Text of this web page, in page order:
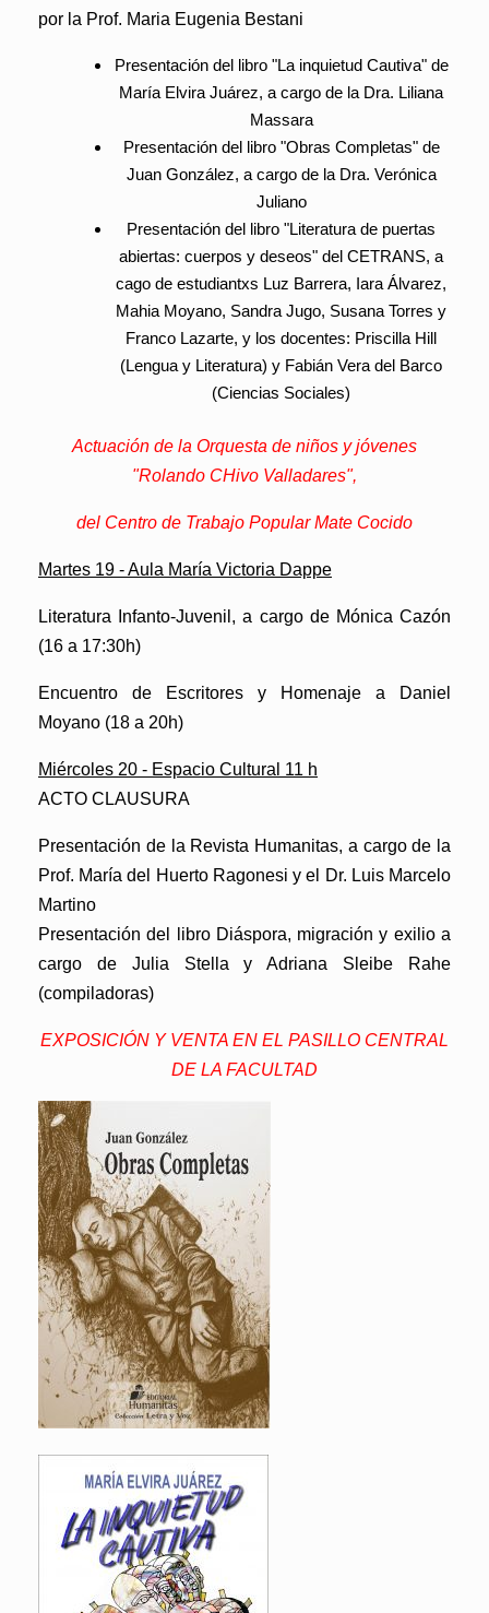
por la Prof. Maria Eugenia Bestani
Presentación del libro "La inquietud Cautiva" de
María Elvira Juárez, a cargo de la Dra. Liliana
Massara
Presentación del libro "Obras Completas" de
Juan González, a cargo de la Dra. Verónica
Juliano
Presentación del libro"Literatura de puertas
abiertas: cuerpos y deseos" del CETRANS, a
cago de estudiantxs Luz Barrera, Iara Álvarez,
Mahia Moyano, Sandra Jugo, Susana Torres y
Franco Lazarte, y los docentes: Priscilla Hill
(Lengua y Literatura) y Fabián Vera del Barco
(Ciencias Sociales)
Actuación de la Orquesta de niños y jóvenes
"Rolando CHivo Valladares",
del Centro de Trabajo Popular Mate Cocido
Martes 19 - Aula María Victoria Dappe
Literatura Infanto-Juvenil, a cargo de Mónica Cazón
(16 a 17:30h)
Encuentro de Escritores y Homenaje a Daniel
Moyano (18 a 20h)
Miércoles 20 - Espacio Cultural 11 h
ACTO CLAUSURA
Presentación de la Revista Humanitas, a cargo de la
Prof. María del Huerto Ragonesi y el Dr. Luis Marcelo
Martino
Presentación del libro Diáspora, migración y exilio a
cargo de Julia Stella y Adriana Sleibe Rahe
(compiladoras)
EXPOSICIÓN Y VENTA EN EL PASILLO CENTRAL
DE LA FACULTAD